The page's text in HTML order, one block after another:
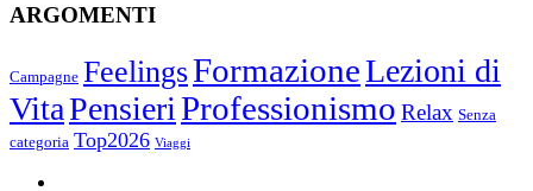
ARGOMENTI
Campagne FeelingsFormazioneLezioni di
VitaPensieriProfessionismo Relax Senza
categoria Top2026 Viaggi